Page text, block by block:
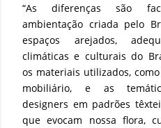
“As diferenças são
ambientação criada pelo
espaços arejados,
climáticas e culturais do
os materiais utilizados,
mobiliário, e as
designers em padrões
que evocam nossa flora,